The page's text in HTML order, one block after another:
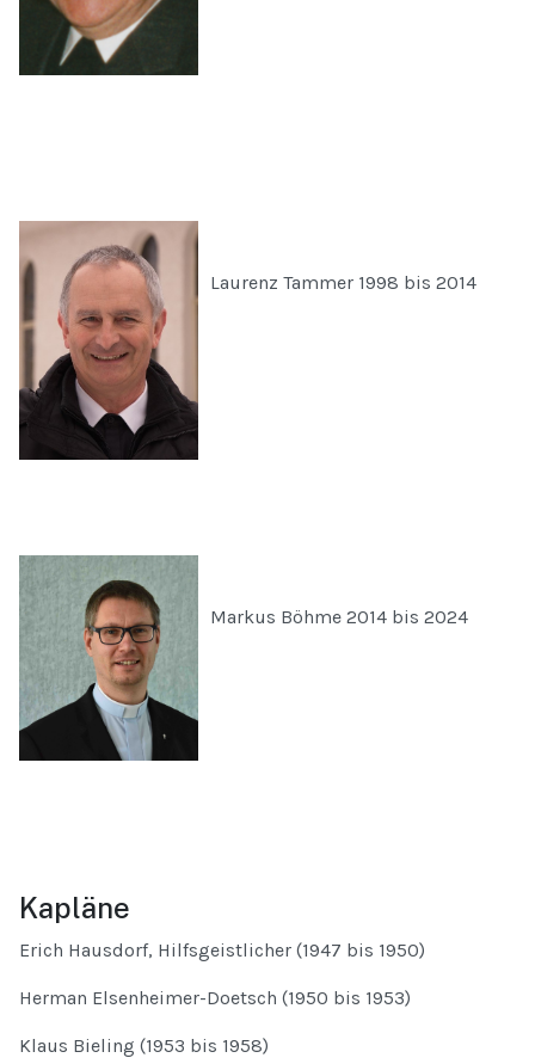
Laurenz Tammer 1998 bis 2014
Markus Böhme 2014 bis 2024
Kapläne
Erich Hausdorf, Hilfsgeistlicher (1947 bis 1950)
Herman Elsenheimer-Doetsch (1950 bis 1953)
Klaus Bieling (1953 bis 1958)